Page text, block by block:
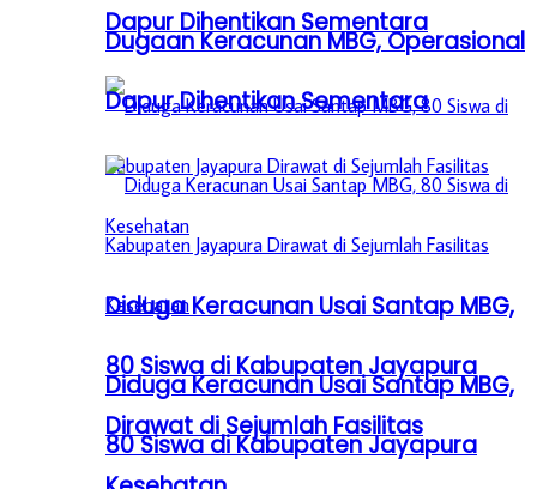
Dapur Dihentikan Sementara
Diduga Keracunan Usai Santap MBG,
80 Siswa di Kabupaten Jayapura
Dirawat di Sejumlah Fasilitas
Dugaan Keracunan MBG, Operasional
Dapur Dihentikan Sementara
Diduga Keracunan Usai Santap MBG,
80 Siswa di Kabupaten Jayapura